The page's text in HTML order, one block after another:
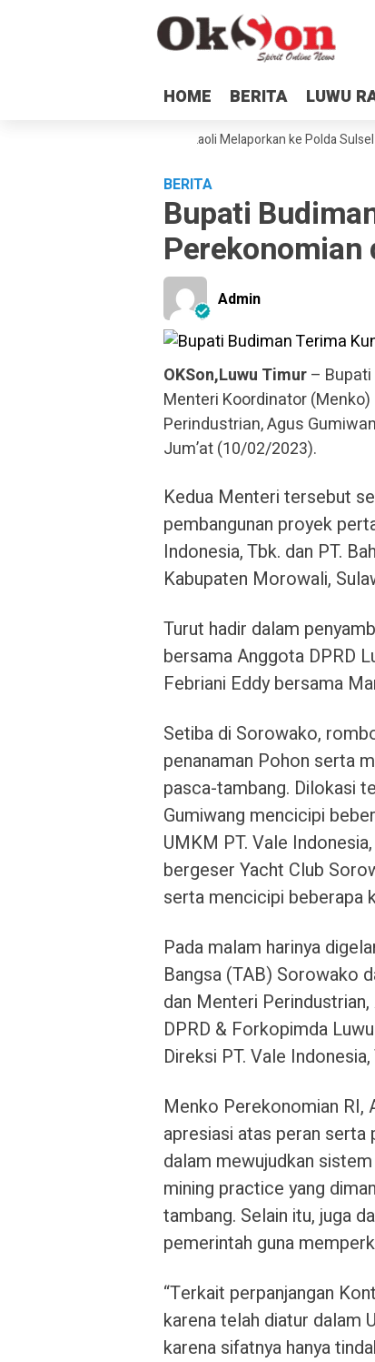
HOME BERITA LUWU
HOME BERITA LUWU
Hukum dan Petani Laoli Melaporkan ke Polda Sulsel
BERITA
Bupati
Perekonomian
Admin
OKSon,Luwu Timur–
Menteri Koordinator
Perindustrian, Agus
Jum’at (10/02/2023).
Kedua Menteri tersebut
pembangunan proyek
Indonesia, Tbk. dan PT.
Kabupaten Morowali,
Turut hadir dalam
bersama Anggota DPRD
Febriani Eddy bersama
Setiba di Sorowako,
penanaman Pohon serta
pasca-tambang. Dilokasi
Gumiwang mencicipi
UMKM PT. Vale
bergeser Yacht Club
serta mencicipi beberapa
Pada malam harinya
Bangsa (TAB) Sorowako
dan Menteri
DPRD & Forkopimda
Direksi PT. Vale Indonesia,
Menko Perekonomian RI,
apresiasi atas peran serta
dalam mewujudkan
mining practice yang
tambang. Selain itu, juga
pemerintah guna
“Terkait perpanjangan
karena telah diatur dalam
karena sifatnya hanya